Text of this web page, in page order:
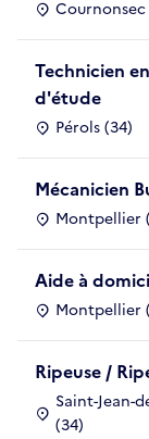
Cournonsec
Technicien
d'étude
Pérols (34)
Mécanicien
Montpellier
Aide à
Montpellier
Ripeuse /
Saint-Jean-
(34)